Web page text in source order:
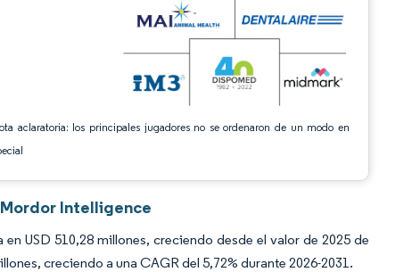
aclaratoria: los principales jugadores no se ordenaron de un modo en
Intelligence
USD 510,28 millones, creciendo desde el valor de 2025 de
creciendo a una CAGR del 5,72% durante 2026-2031.